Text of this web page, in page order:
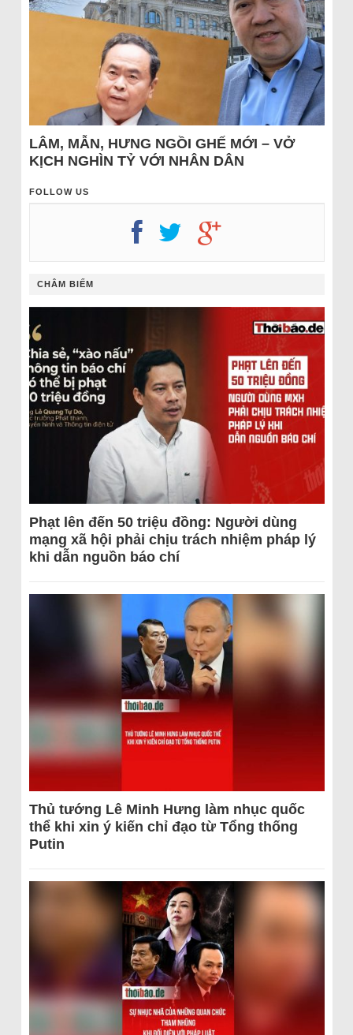
LÂM, MẪN, HƯNG NGỒI GHẾ MỚI – VỞ
KỊCH NGHÌN TỶ VỚI NHÂN DÂN
FOLLOW US
CHÂM BIẾM
Phạt lên đến 50 triệu đồng: Người dùng
mạng xã hội phải chịu trách nhiệm pháp lý
khi dẫn nguồn báo chí
Thủ tướng Lê Minh Hưng làm nhục quốc
thể khi xin ý kiến chỉ đạo từ Tổng thống
Putin